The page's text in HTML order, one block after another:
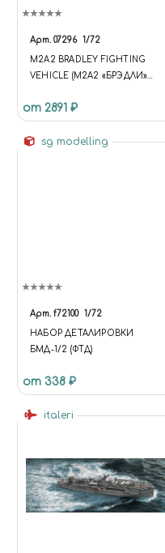
Арт. 07296 1/72
M2A2 BRADLEY FIGHTING
VEHICLE (М2А2 «БРЭДЛИ»
от 2891 ₽
sg modelling
Арт. f72100 1/72
НАБОР ДЕТАЛИРОВКИ
БМД-1/2 (ФТД)
от 338 ₽
italeri